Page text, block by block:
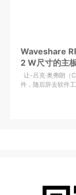
Waveshare
2 W尺寸的主
USB-C接口
让-吕克·奥弗朗（
件，随后辞去软件